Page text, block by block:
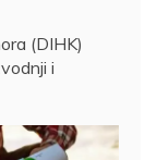
(DIHK)
i